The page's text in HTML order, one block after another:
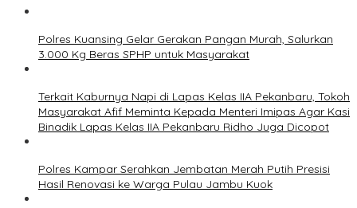
Polres Kuansing Gelar Gerakan Pangan Murah, Salurkan
3.000 Kg Beras SPHP untuk Masyarakat
Terkait Kaburnya Napi di Lapas Kelas IIA Pekanbaru, Tokoh
Masyarakat Afif Meminta Kepada Menteri Imipas Agar Kasi
Binadik Lapas Kelas IIA Pekanbaru Ridho Juga Dicopot
Polres Kampar Serahkan Jembatan Merah Putih Presisi
Hasil Renovasi ke Warga Pulau Jambu Kuok